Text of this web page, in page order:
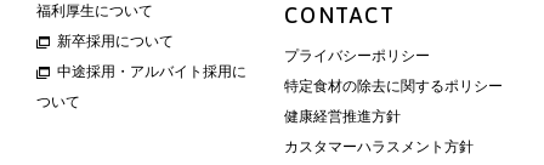
福利厚生について
新卒採用について
中途採用・アルバイト採用に
ついて
CONTACT
プライバシーポリシー
特定食材の除去に関するポリシー
健康経営推進方針
カスタマーハラスメント方針